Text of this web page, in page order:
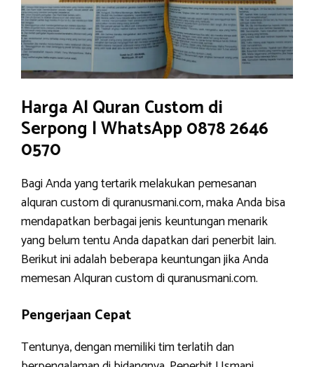
Harga Al Quran Custom di
Serpong | WhatsApp 0878 2646
0570
Bagi Anda yang tertarik melakukan pemesanan
alquran custom di quranusmani.com, maka Anda bisa
mendapatkan berbagai jenis keuntungan menarik
yang belum tentu Anda dapatkan dari penerbit lain.
Berikut ini adalah beberapa keuntungan jika Anda
memesan Alquran custom di quranusmani.com.
Pengerjaan Cepat
Tentunya, dengan memiliki tim terlatih dan